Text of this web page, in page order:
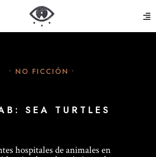
• NO FICCIÓN •
SEA TURTLES
hospitales de animales en